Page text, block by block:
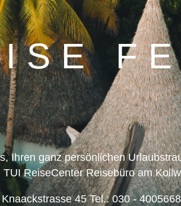
Ihren ganz persönlichen
TUI ReiseCenter Reisebüro am
45 Tel.: 030 -